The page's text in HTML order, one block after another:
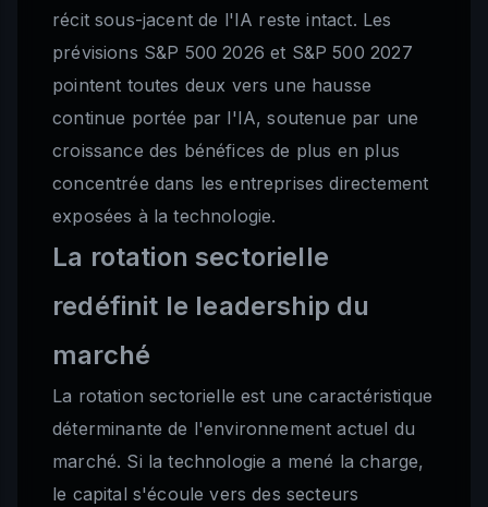
récit sous-jacent de l'IA reste intact. Les
prévisions S&P 500 2026 et S&P 500 2027
pointent toutes deux vers une hausse
continue portée par l'IA, soutenue par une
croissance des bénéfices de plus en plus
concentrée dans les entreprises directement
exposées à la technologie.
La rotation sectorielle
redéfinit le leadership du
marché
La rotation sectorielle est une caractéristique
déterminante de l'environnement actuel du
marché. Si la technologie a mené la charge,
le capital s'écoule vers des secteurs